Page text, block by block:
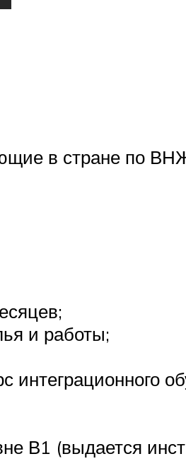
в стране по
и работы;
интеграционного
В1 (выдается